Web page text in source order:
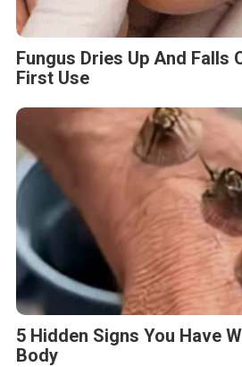
Fungus Dries Up And Falls
First Use
5 Hidden Signs You Have
Body